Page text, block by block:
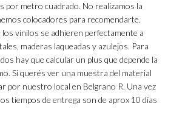
por metro cuadrado. No realizamos la
colocadores para recomendarte.
los vinilos se adhieren perfectamente a
maderas laqueadas y azulejos. Para
hay que calcular un plus que depende la
Si querés ver una muestra del material
por nuestro local en Belgrano R. Una vez
tiempos de entrega son de aprox 10 días